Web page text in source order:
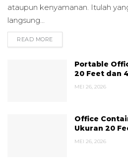
ataupun kenyamanan. Itulah
langsung...
READ MORE
Portable
20 Feet dan
MEI 26, 2026
Office
Ukuran 20
MEI 26, 2026